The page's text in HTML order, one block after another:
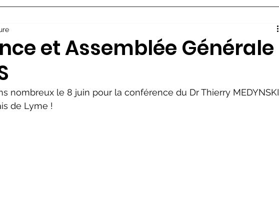
et Assemblée Générale
nombreux le 8 juin pour la conférence du Dr Thierry MEDYNSKI
de Lyme !